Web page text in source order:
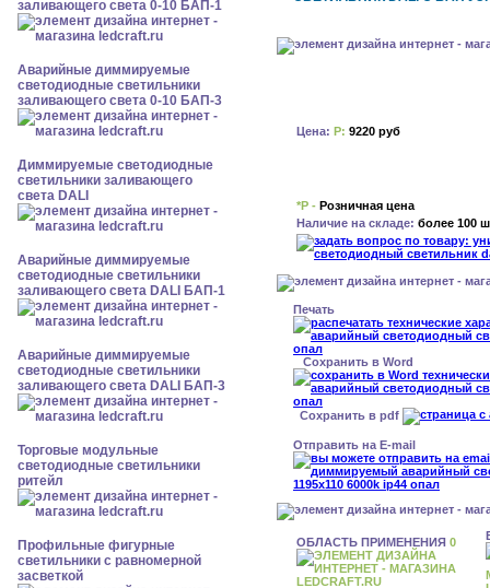
заливающего света 0-10 БАП-1
Аварийные диммируемые
светодиодные светильники
заливающего света 0-10 БАП-3
Диммируемые светодиодные
светильники заливающего
света DALI
Аварийные диммируемые
светодиодные светильники
заливающего света DALI БАП-1
Аварийные диммируемые
светодиодные светильники
заливающего света DALI БАП-3
Торговые модульные
светодиодные светильники
ритейл
Профильные фигурные
светильники с равномерной
засветкой
Цена: Р: 9220 руб
*Р - Розничная цена
Наличие на складе: более 100
Печать
Сохранить в Word
Сохранить в pdf
Отправить на E-mail
ОБЛАСТЬ ПРИМЕНЕНИЯ 0